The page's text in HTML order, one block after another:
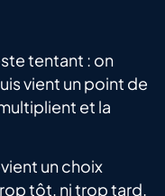
tentant : on
vient un point de
et la
un choix
tôt, ni trop tard.